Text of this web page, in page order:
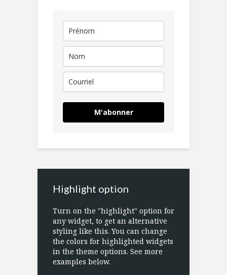
M'abonner
Highlight option
Turn on the "highlight" option for
any widget, to get an alternative
styling like this. You can change
the colors for highlighted widgets
in the theme options. See more
examples below.